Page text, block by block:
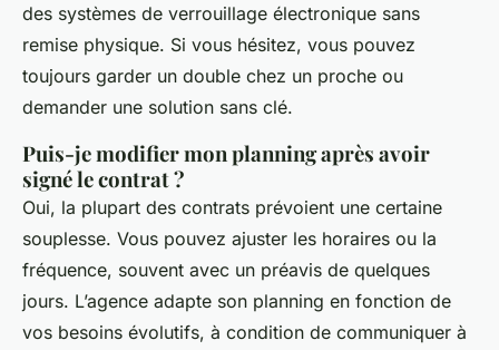
des systèmes de verrouillage électronique sans
remise physique. Si vous hésitez, vous pouvez
toujours garder un double chez un proche ou
demander une solution sans clé.
Puis-je modifier mon planning après avoir
signé le contrat ?
Oui, la plupart des contrats prévoient une certaine
souplesse. Vous pouvez ajuster les horaires ou la
fréquence, souvent avec un préavis de quelques
jours. L’agence adapte son planning en fonction de
vos besoins évolutifs, à condition de communiquer à